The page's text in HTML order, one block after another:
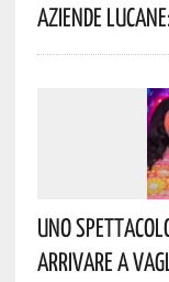
Aziende
Uno
Arrivare A